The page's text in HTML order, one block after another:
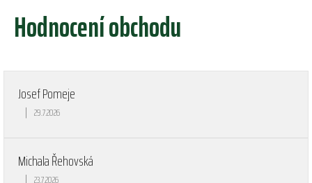
Hodnocení obchodu
Josef Pomeje
Hodnocení obchodu je 5 z 5 hvězdiček.
| 29.7.2026
Michala Řehovská
23.7.2026